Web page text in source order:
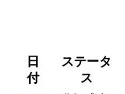
日
付
ステータ
ス